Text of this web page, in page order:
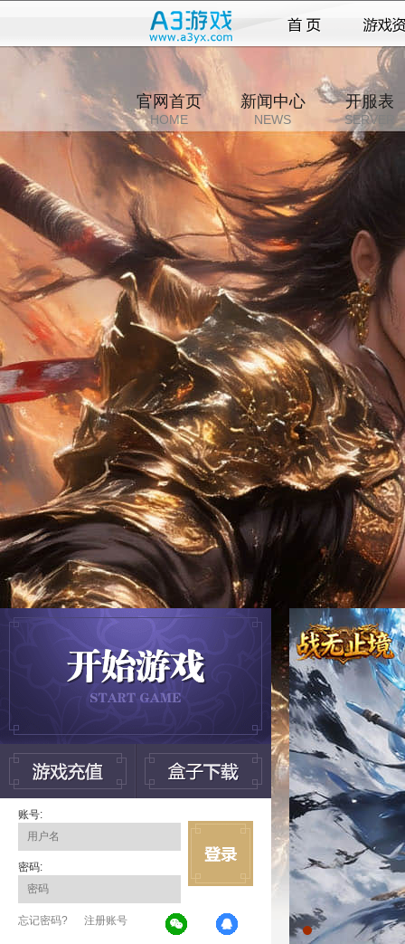
官网首页
HOME
新闻中心
NEWS
开服表
SERVER
账号:
密码:
忘记密码? 注册账号